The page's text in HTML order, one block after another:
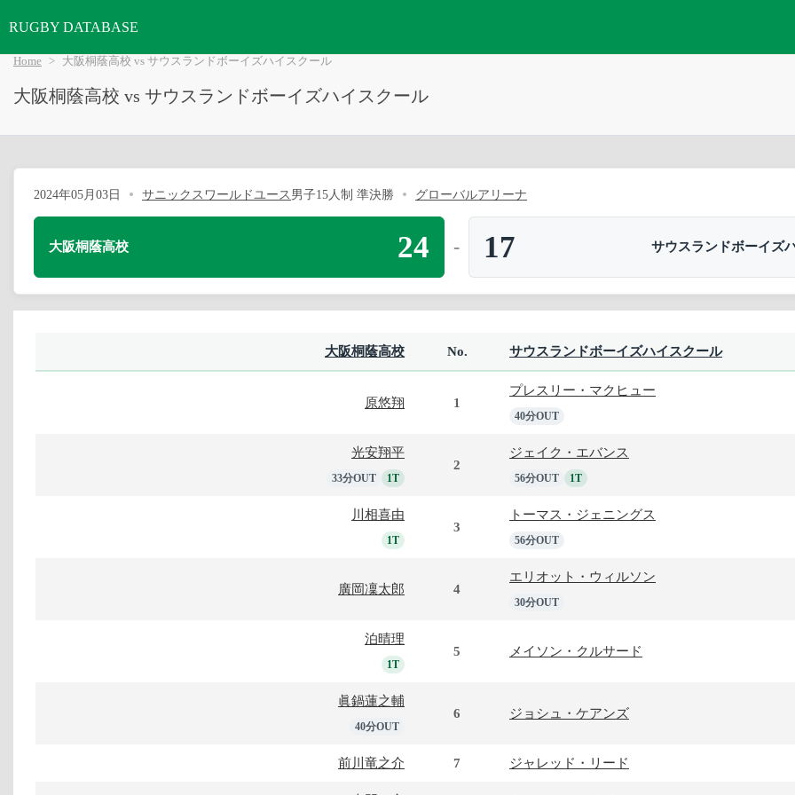
RUGBY DATABASE
Home 大阪桐蔭高校 vs サウスランドボーイズハイスクール
大阪桐蔭高校 vs サウスランドボーイズハイスクール
2024年05月03日 サニックスワールドユース男子15人制 準決勝 グローバルアリーナ
大阪桐蔭高校 24 - サウスランドボーイズ
17
大阪桐蔭高校 No. サウスランドボーイズハイスクール
原悠翔 1
プレスリー・マクヒュー
40分OUT
光安翔平
33分OUT 1T
2
ジェイク・エバンス
56分OUT 1T
川相喜由
1T
3
トーマス・ジェニングス
56分OUT
廣岡凜太郎 4
エリオット・ウィルソン
30分OUT
泊晴理
1T
5 メイソン・クルサード
眞鍋蓮之輔
40分OUT
6 ジョシュ・ケアンズ
前川竜之介 7 ジャレッド・リード